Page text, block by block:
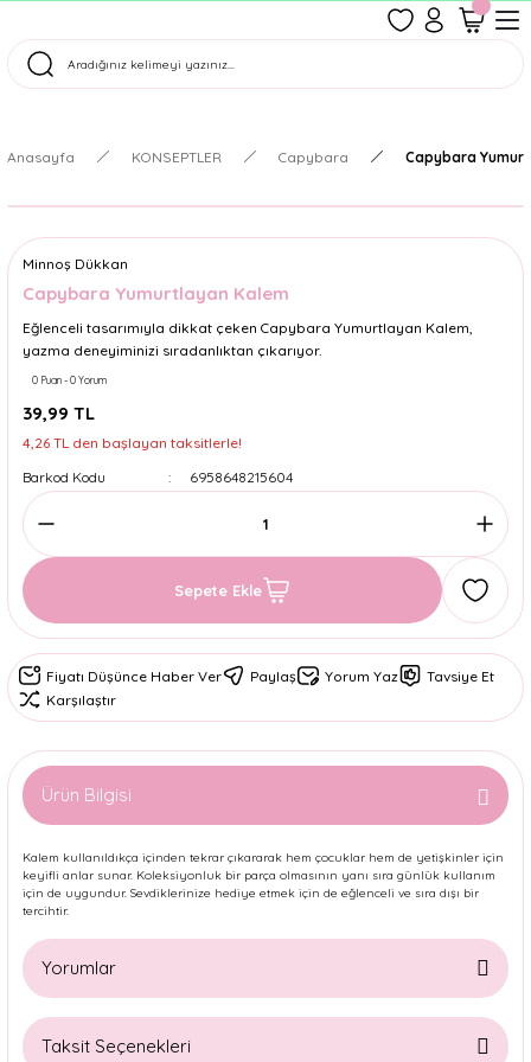
Tüm Siparişler Aynı Gün Kargoda!
Anasayfa KONSEPTLER Capybara Capybara
Minnoş Dükkan
Capybara Yumurtlayan Kalem
Eğlenceli tasarımıyla dikkat çeken Capybara Yumurtlayan Kalem,
yazma deneyiminizi sıradanlıktan çıkarıyor.
0 Puan - 0 Yorum
39,99 TL
4,26 TL den başlayan taksitlerle!
Barkod Kodu
6958648215604
Sepete Ekle
Fiyatı Düşünce Haber Ver Paylaş Yorum Yaz
Tavsiye Et
Karşılaştır
Ürün Bilgisi
Kalem kullanıldıkça içinden tekrar çıkararak hem çocuklar hem de yetişkinler için
keyifli anlar sunar. Koleksiyonluk bir parça olmasının yanı sıra günlük kullanım
için de uygundur. Sevdiklerinize hediye etmek için de eğlenceli ve sıra dışı bir
tercihtir.
Yorumlar
Taksit Seçenekleri